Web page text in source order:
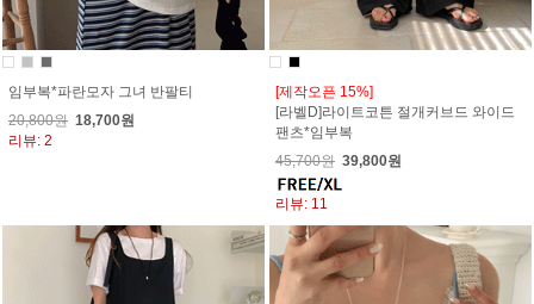
임부복*파란모자 그녀 반팔티
20,800원 18,700원
리뷰: 2
[제작오픈 15%]
[라벨D]라이트코튼 절개커브드 와이드
팬츠*임부복
45,700원 39,800원
리뷰: 11